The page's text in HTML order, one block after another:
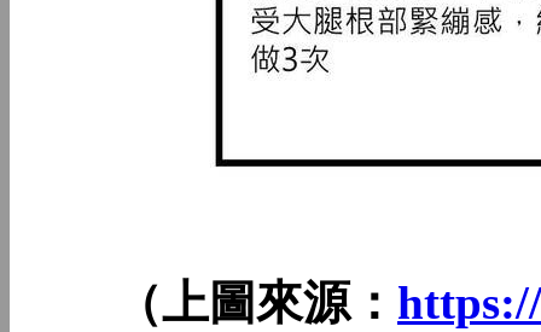
（上圖來源：